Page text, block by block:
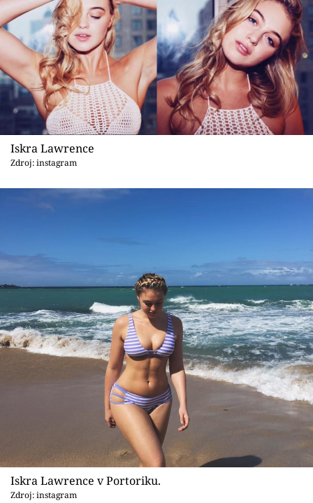
Iskra Lawrence
Zdroj: instagram
Iskra Lawrence v Portoriku.
Zdroj: instagram